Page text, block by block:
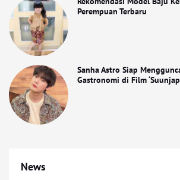
Perempuan Terbaru
Sanha Astro Siap
Gastronomi di Film
News